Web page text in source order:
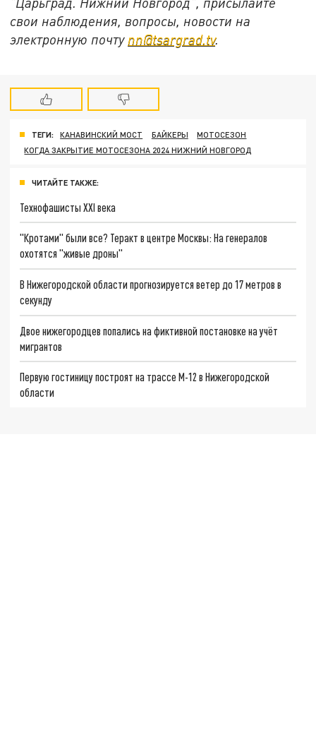
свои наблюдения, вопросы, новости на
электронную почту nn@tsargrad.tv.
ТЕГИ: КАНАВИНСКИЙ МОСТ БАЙКЕРЫ
МОТОСЕЗОН
КОГДА ЗАКРЫТИЕ МОТОСЕЗОНА 2024 НИЖНИЙ НОВГОРОД
ЧИТАЙТЕ ТАКЖЕ:
Технофашисты XXI века
"Кротами" были все? Теракт в центре Москвы: На генералов
охотятся "живые дроны"
В Нижегородской области прогнозируется ветер до 17 метров в
секунду
Двое нижегородцев попались на фиктивной постановке на учёт
мигрантов
Первую гостиницу построят на трассе М-12 в Нижегородской
области